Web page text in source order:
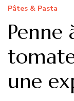
Pâtes & Pasta
Penne
tomate
une